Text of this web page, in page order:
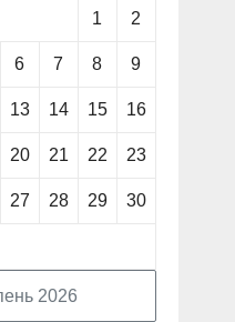
2026
1 2
6 7 8 9
13 14 15 16
20 21 22 23
27 28 29 30